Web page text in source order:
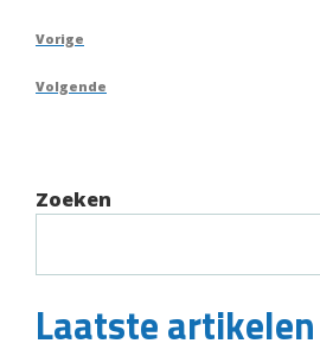
Berichtnavigatie
Vorig
Vorige
Volgend
Volgende
Zoeken
Laatste artikelen